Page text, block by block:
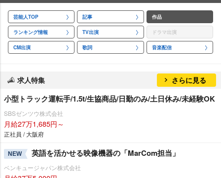
芸能人TOP 記事 作品
ランキング情報 TV出演 ドラマ出演
CM出演 歌詞 音楽配信
求人特集 さらに見る
小型トラック運転手/1.5t/生協商品/日勤のみ/土日休み/未経験OK
SBSゼンツウ株式会社
月給27万1,685円～
正社員 / 大阪府
NEW 英語を活かせる映像機器の「MarCom担当」
ベンキュージャパン株式会社